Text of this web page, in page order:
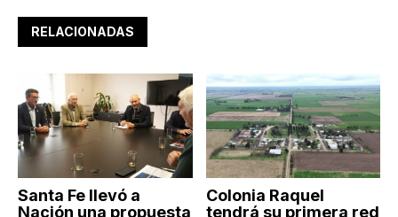
RELACIONADAS
Santa Fe llevó a
Nación una propuesta
Colonia Raquel
tendrá su primera red